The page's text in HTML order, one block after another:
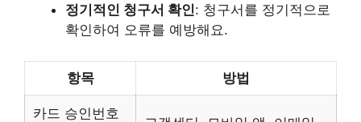
정기적인 청구서 확인: 청구서를 정기적으로
확인하여 오류를 예방해요.
항목 방법
카드 승인번호